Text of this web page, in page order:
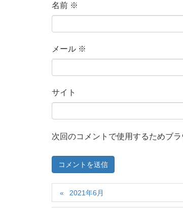
名前 ※
メール ※
サイト
次回のコメントで使用するためブ
2021年6月